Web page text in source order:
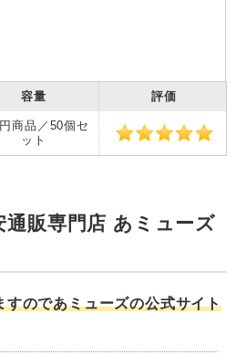
容量 評価
商品／50個セ
ット
販専門店 あミューズ
すのであミューズの公式サイト